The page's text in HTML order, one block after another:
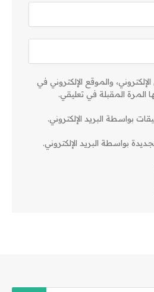
والموقع الإلكتروني في
المرة المقبلة في تعليقي.
بواسطة البريد الإلكتروني.
بواسطة البريد الإلكتروني.